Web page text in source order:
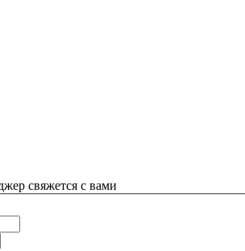
свяжется с вами